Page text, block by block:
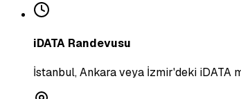
iDATA Randevusu
İstanbul, Ankara veya İzmir'deki iDATA